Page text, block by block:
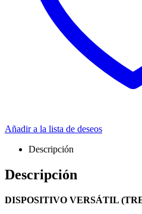
Añadir a la lista de deseos
Descripción
Descripción
DISPOSITIVO VERSÁTIL